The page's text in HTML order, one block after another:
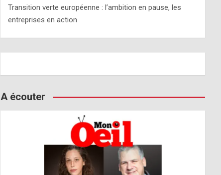
Transition verte européenne : l’ambition en pause, les
entreprises en action
A écouter